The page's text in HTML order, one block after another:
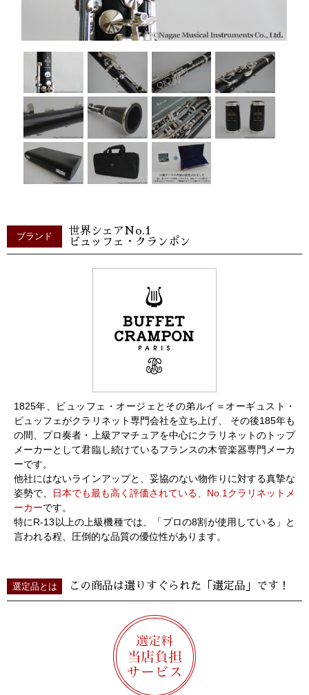
ブランド
世界シェアNo.1
ビュッフェ・クランポン
1825年、ビュッフェ・オージェとその弟ルイ＝オーギュスト・
ビュッフェがクラリネット専門会社を立ち上げ、 その後185年も
の間、プロ奏者・上級アマチュアを中心にクラリネットのトップ
メーカーとして君臨し続けているフランスの木管楽器専門メーカ
ーです。
他社にはないラインアップと、妥協のない物作りに対する真摯な
姿勢で、
日本でも最も高く評価されている、No.1クラリネットメ
ーカーです。
特にR-13以上の上級機種では、「プロの8割が使用している」と
言われる程、圧倒的な品質の優位性があります。
選定品とは この商品は選りすぐられた「選定品」です！